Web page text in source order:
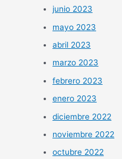
junio 2023
mayo 2023
abril 2023
marzo 2023
febrero 2023
enero 2023
diciembre 2022
noviembre 2022
octubre 2022